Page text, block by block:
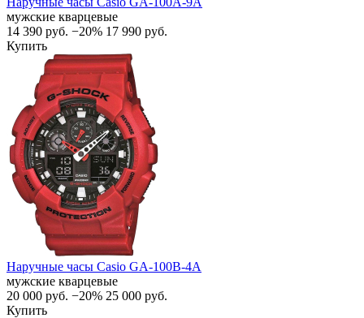
мужские кварцевые
14 390 руб. −20% 17 990 руб.
Купить
Наручные часы Casio GA-100B-4A
мужские кварцевые
20 000 руб. −20% 25 000 руб.
Купить